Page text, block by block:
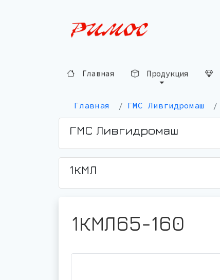
Главная Продукция
Главная ГМС Ливгидромаш
ГМС Ливгидромаш
1КМЛ
1КМЛ65-160